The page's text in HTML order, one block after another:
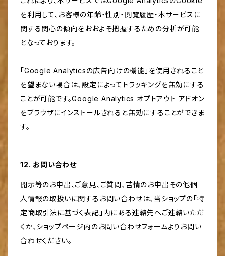
を利用して、お客様の年齢・性別・閲覧履歴・本サービスに
関する関心の傾向をおおよそ把握するための分析が可能
となっております。
「Google Analyticsの広告向けの機能」を使用されること
を望まない場合は、設定によってトラッキングを無効にする
ことが可能です。Google Analytics オプトアウト アドオン
をブラウザにインストールされると無効にすることができま
す。
12. お問い合わせ
開示等のお申出、ご意見、ご質問、苦情のお申出その他個
人情報の取扱いに関するお問い合わせは、当ショップの「特
定商取引法に基づく表記」内にある連絡先へご連絡いただ
くか、ショップページ内のお問い合わせフォームよりお問い
合わせください。